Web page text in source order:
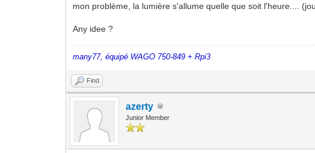
mon problème, la lumière s'allume quelle que soit l'heure....
Any idee ?
many77, équipé WAGO 750-849 + Rpi3
Find
azerty
Junior Member